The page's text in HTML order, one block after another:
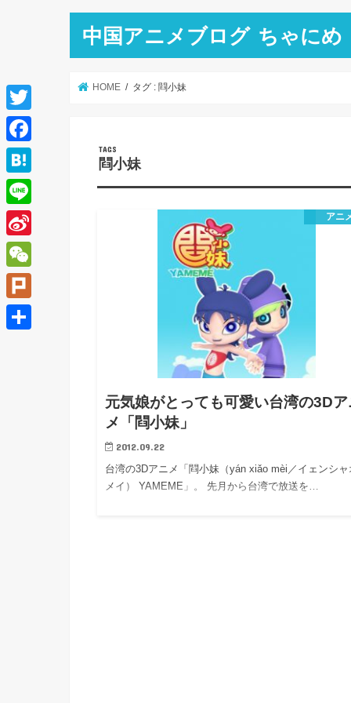
中国アニメブログ ちゃにめ
HOME タグ : 閰小妹
閰小妹
アニ
元気娘がとっても可愛い台湾の3Dア
メ「閰小妹」
2012.09.22
台湾の3Dアニメ「閰小妹（yán xiǎo mèi／イェンシャ
メイ） YAMEME」。 先月から台湾で放送を…
T
w
i
t
e
r
F
a
c
e
b
o
o
k
H
a
t
e
a
L
i
n
e
S
i
n
a
W
e
C
P